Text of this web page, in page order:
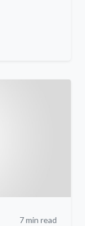
7 min read